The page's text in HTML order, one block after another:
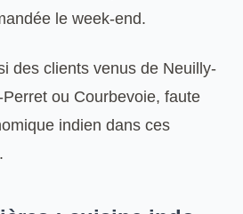
le week-end.
des clients venus de Neuilly-
ou Courbevoie, faute
indien dans ces